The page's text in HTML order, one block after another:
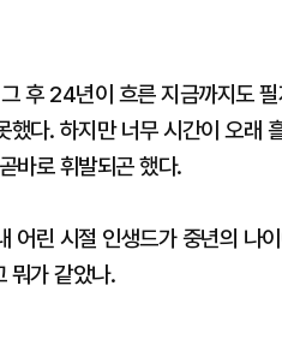
그 후 24년이 흐른 지금까지도
했다. 하지만 너무 시간이 오래
바로 휘발되곤 했다.
어린 시절 인생드가 중년의 나
뭐가 같았나.